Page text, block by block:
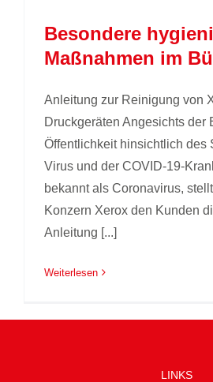
Besondere
Maßnahmen im
Anleitung zur Reinigung von
Druckgeräten Angesichts der
Öffentlichkeit hinsichtlich des
Virus und der COVID-19-
bekannt als Coronavirus,
Konzern Xerox den Kunden
Anleitung [...]
Weiterlesen
LINKS